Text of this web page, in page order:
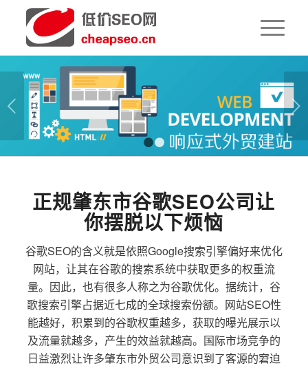
下一页
1 2
正规肇东市谷歌SEO公司让
你摆脱以下烦恼
谷歌SEO的含义就是依照Google搜索引擎偏好来优化
网站，让其在谷歌的搜索系统中获取更多的权重流
量。因此，也有很多人称之为谷歌优化。据统计，谷
歌搜索引擎占据近七成的全球搜索份额。网站SEO性
能越好，积累到的谷歌权重越多，获取的曝光展示以
及流量就越多，产生的效益就越高。国际市场竞争的
日益激烈让许多肇东市外贸公司意识到了客源的窘迫